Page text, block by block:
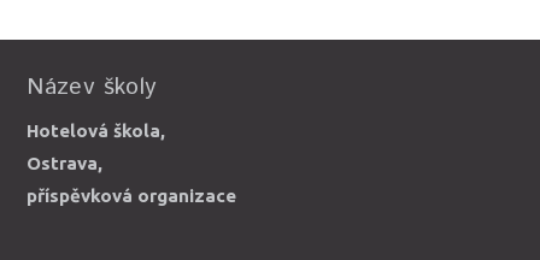
Název školy
Hotelová škola,
Ostrava,
příspěvková organizace